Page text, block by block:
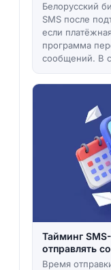
Белорусский
SMS после
если
программа
сообщений. В
Тайминг
отправлять
Время